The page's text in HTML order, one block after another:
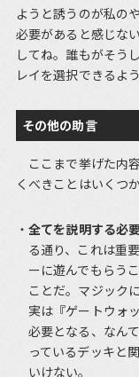
ようと誘うのが私の
必要があると感じな
してね。誰もがそう
レイを選択できるよ
その他の助言
ここまで挙げた内
くべきことはいくつ
全てを説明する必
る通り、これは重
ーに遊んでもらう
ことだ。マジック
実は『ゲートウォ
必要となる、なん
っているデッキと
いけない。